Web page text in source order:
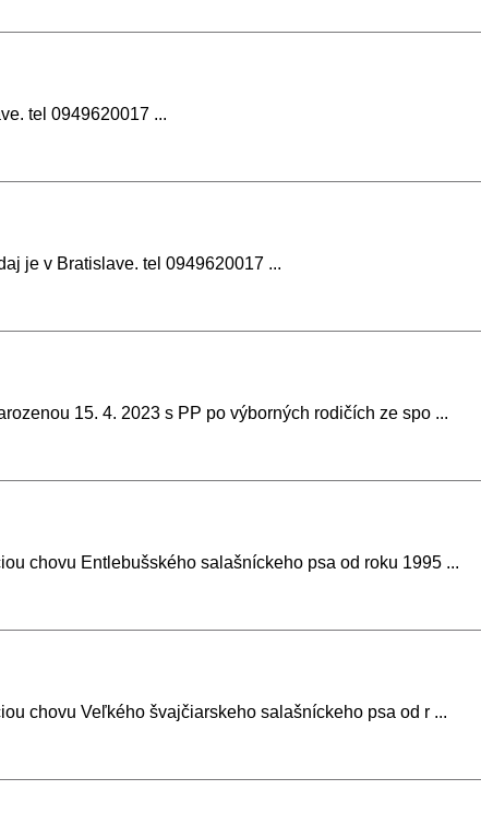
tel 0949620017 ...
je v Bratislave. tel 0949620017 ...
15. 4. 2023 s PP po výborných rodičích ze spo ...
chovu Entlebušského salašníckeho psa od roku 1995 ...
chovu Veľkého švajčiarskeho salašníckeho psa od r ...